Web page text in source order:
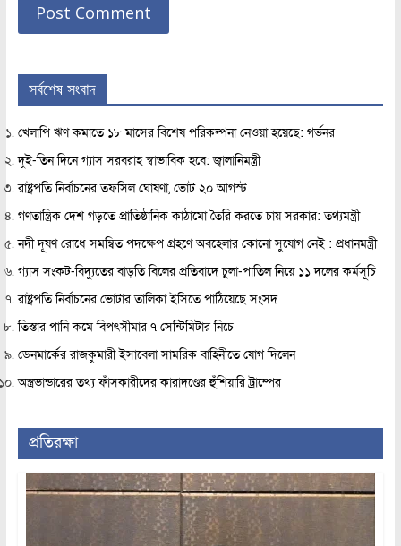
সর্বশেষ সংবাদ
খেলাপি ঋণ কমাতে ১৮ মাসের বিশেষ পরিকল্পনা নেওয়া হয়েছে: গর্ভনর
দুই-তিন দিনে গ্যাস সরবরাহ স্বাভাবিক হবে: জ্বালানিমন্ত্রী
রাষ্ট্রপতি নির্বাচনের তফসিল ঘোষণা, ভোট ২০ আগস্ট
গণতান্ত্রিক দেশ গড়তে প্রাতিষ্ঠানিক কাঠামো তৈরি করতে চায় সরকার: তথ্যমন্ত্রী
নদী দূষণ রোধে সমন্বিত পদক্ষেপ গ্রহণে অবহেলার কোনো সুযোগ নেই : প্রধানমন্ত্রী
গ্যাস সংকট-বিদ্যুতের বাড়তি বিলের প্রতিবাদে চুলা-পাতিল নিয়ে ১১ দলের কর্মসূচি
রাষ্ট্রপতি নির্বাচনের ভোটার তালিকা ইসিতে পাঠিয়েছে সংসদ
তিস্তার পানি কমে বিপৎসীমার ৭ সেন্টিমিটার নিচে
ডেনমার্কের রাজকুমারী ইসাবেলা সামরিক বাহিনীতে যোগ দিলেন
অস্ত্রভান্ডারের তথ্য ফাঁসকারীদের কারাদণ্ডের হুঁশিয়ারি ট্রাম্পের
প্রতিরক্ষা